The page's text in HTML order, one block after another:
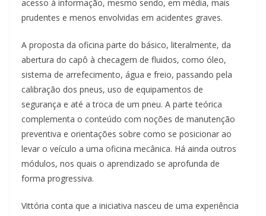
acesso à informação, mesmo sendo, em média, mais
prudentes e menos envolvidas em acidentes graves.
A proposta da oficina parte do básico, literalmente, da
abertura do capô à checagem de fluidos, como óleo,
sistema de arrefecimento, água e freio, passando pela
calibração dos pneus, uso de equipamentos de
segurança e até a troca de um pneu. A parte teórica
complementa o conteúdo com noções de manutenção
preventiva e orientações sobre como se posicionar ao
levar o veículo a uma oficina mecânica. Há ainda outros
módulos, nos quais o aprendizado se aprofunda de
forma progressiva.
Vittória conta que a iniciativa nasceu de uma experiência